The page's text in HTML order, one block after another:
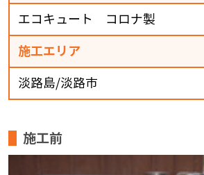
エコキュート コロナ製
施工エリア
淡路島/淡路市
施工前